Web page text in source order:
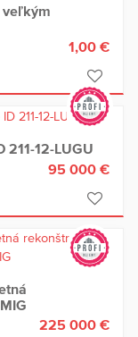
veľkým
1,00 €
211-12-LUGU
95 000 €
225 000 €